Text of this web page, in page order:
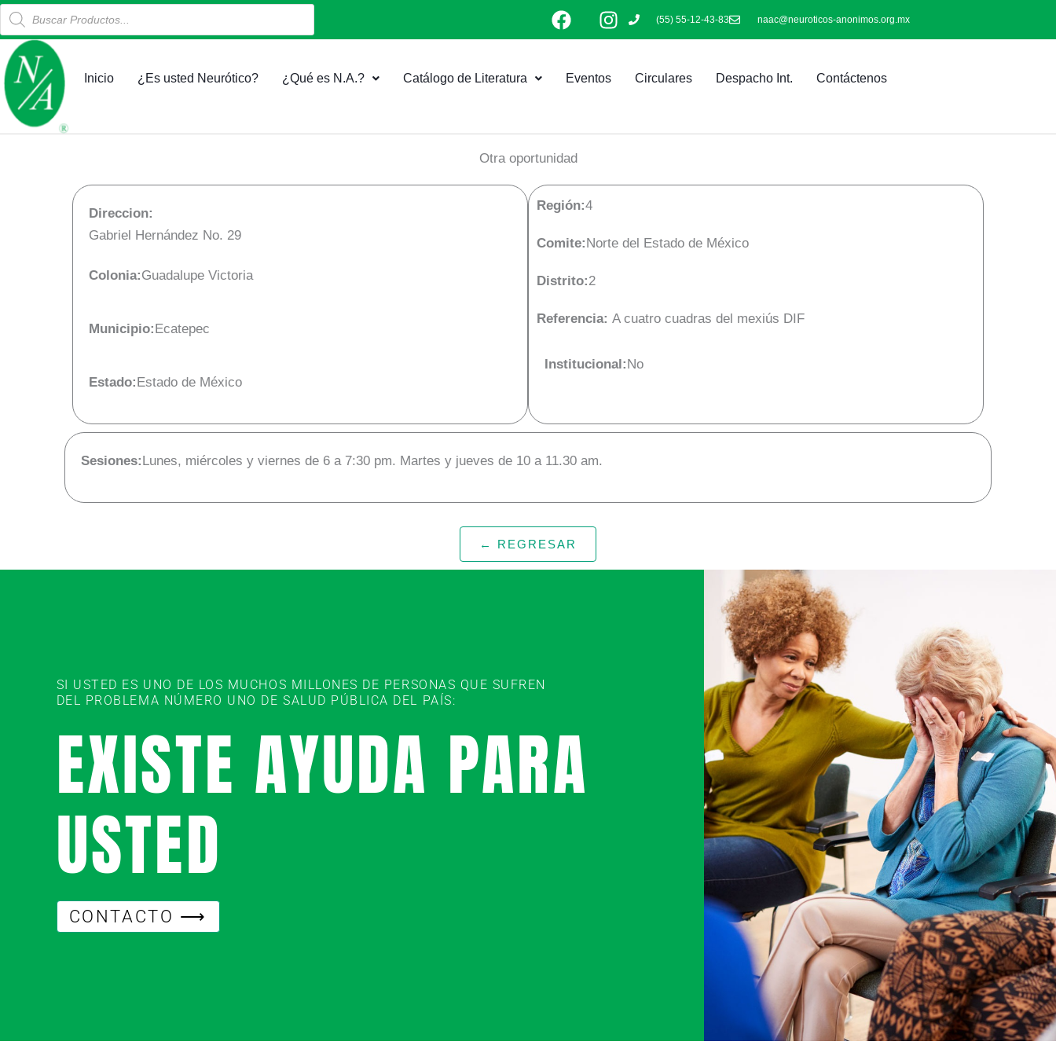
al
contenido
Products
search
F
a
e
b
I
n
a
(55) 55-12-43-83 naac@neuroticos-anonimos.org.mx
Inicio ¿Es usted Neurótico? ¿Qué es N.A.? Catálogo de Literatura Eventos Circulares Despacho Int. Contáctenos
Otra oportunidad
Direccion:
Gabriel Hernández No. 29
Colonia:Guadalupe Victoria
Municipio:Ecatepec
Estado:Estado de México
Región:4
Comite:Norte del Estado de México
Distrito:2
Referencia: A cuatro cuadras del mexiús DIF
Institucional:No
Sesiones:Lunes, miércoles y viernes de 6 a 7:30 pm. Martes y jueves de 10 a 11.30 am.
← REGRESAR
SI USTED ES UNO DE LOS MUCHOS MILLONES DE PERSONAS QUE SUFREN
DEL PROBLEMA NÚMERO UNO DE SALUD PÚBLICA DEL PAÍS:
EXISTE AYUDA PARA
USTED
CONTACTO ⟶